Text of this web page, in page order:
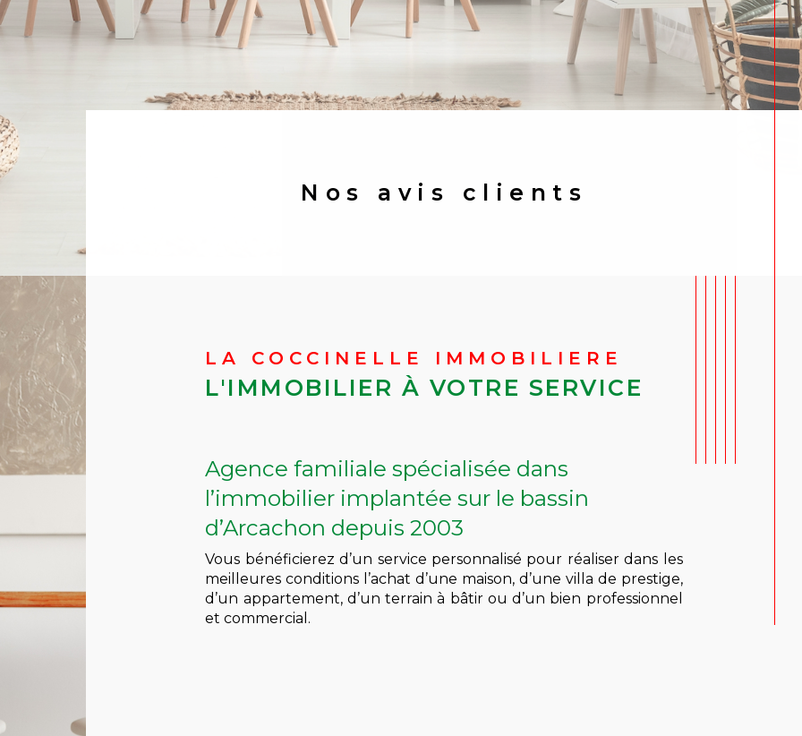
Nos avis clients
LA COCCINELLE IMMOBILIERE
L'IMMOBILIER À VOTRE SERVICE
Agence familiale spécialisée dans
l’immobilier implantée sur le bassin
d’Arcachon depuis 2003
Vous bénéficierez d’un service personnalisé pour réaliser dans les
meilleures conditions l’achat d’une maison, d’une villa de prestige,
d’un appartement, d’un terrain à bâtir ou d’un bien professionnel
et commercial.